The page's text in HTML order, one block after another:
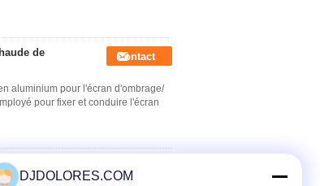
de
Contact
aluminium pour l'écran d'ombrage/
pour fixer et conduire l'écran
Contact
DJDOLORES.COM